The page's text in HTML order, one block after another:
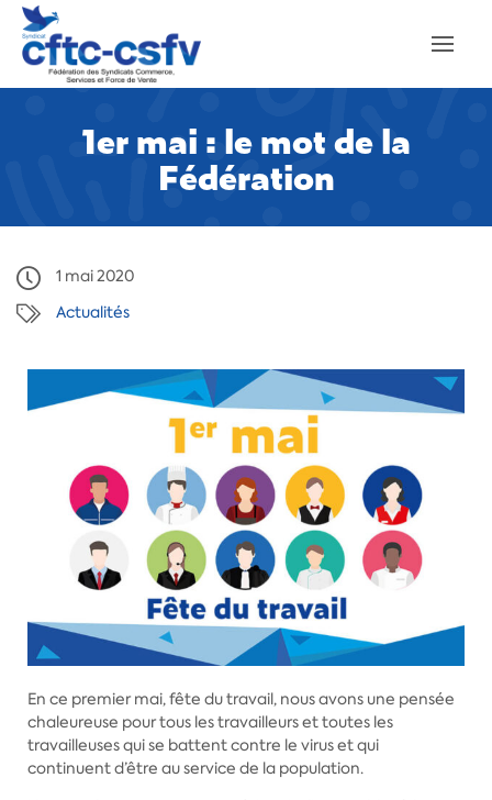
1er mai : le mot de la
Fédération
1 mai 2020
Actualités
En ce premier mai, fête du travail, nous avons une pensée
chaleureuse pour tous les travailleurs et toutes les
travailleuses qui se battent contre le virus et qui
continuent d’être au service de la population.